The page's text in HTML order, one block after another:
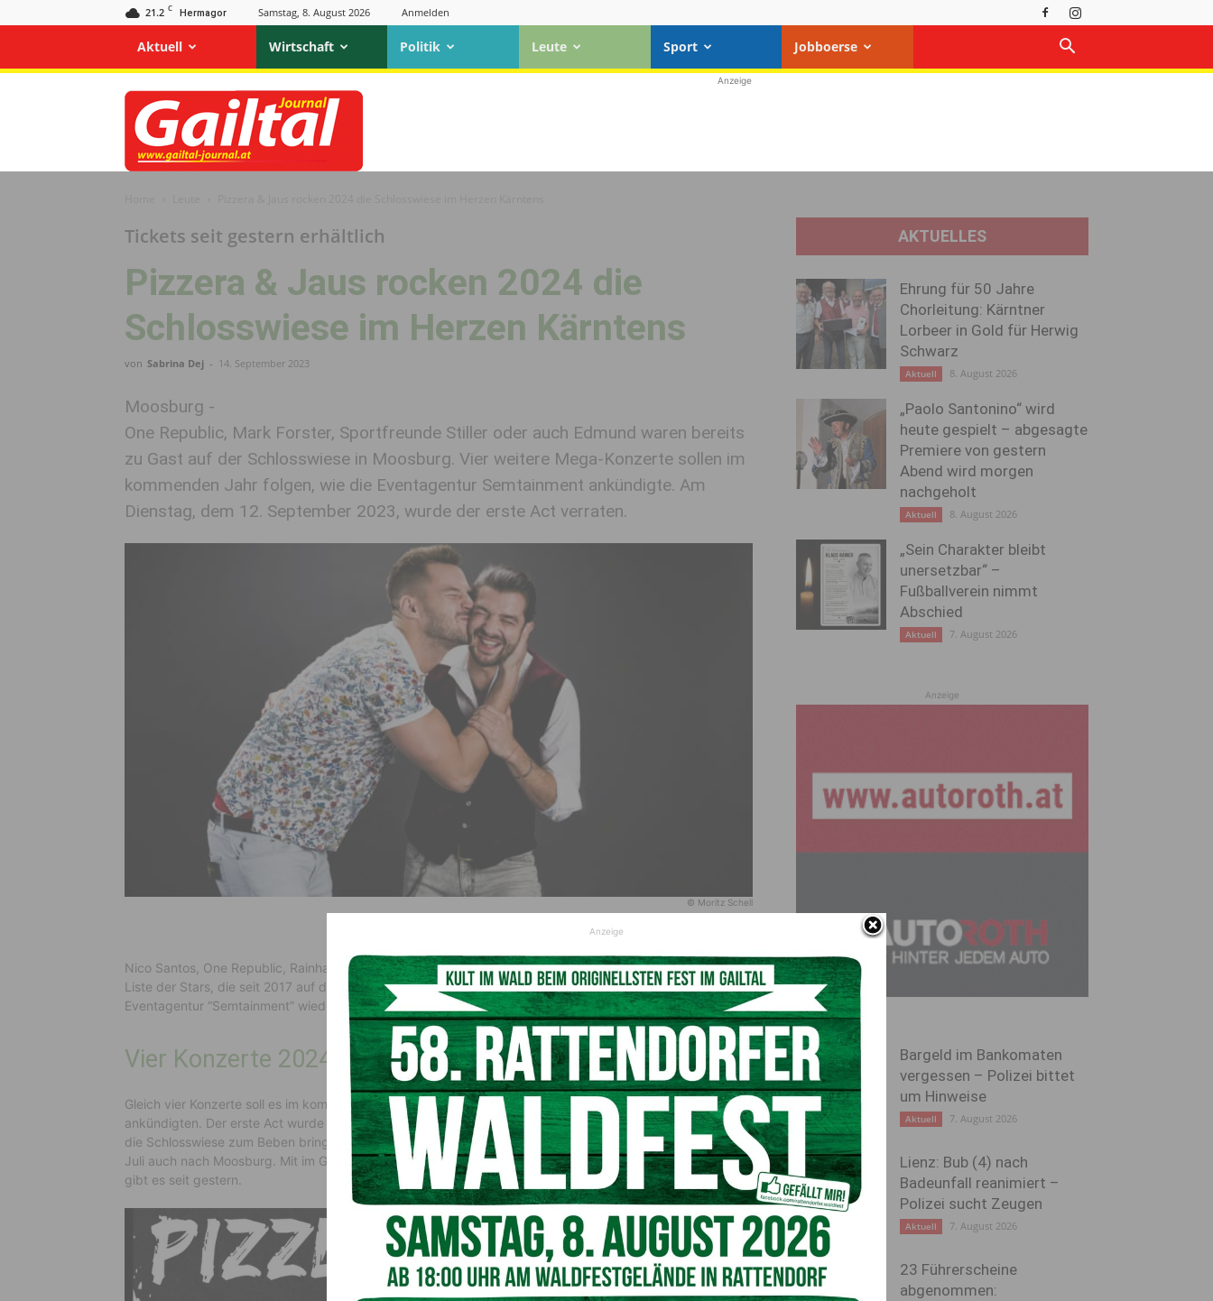
21.2 C Hermagor Samstag, 8. August 2026 Anmelden
Aktuell Wirtschaft Politik Leute Sport Jobboerse
Gailtal
Journal
Anzeige
Tickets seit gestern erhältlich
Pizzera & Jaus rocken 2024 die
Schloss­wiese im Herzen Kärntens
von Sabrina Dej - 14. September 2023
Moosburg -
One Republic, Mark Forster, Sportfreunde Stiller oder auch Edmund waren bereits
zu Gast auf der Schlosswiese in Moosburg. Vier weitere Mega-Konzerte sollen im
kommenden Jahr folgen, wie die Eventagentur Semtainment ankündigte. Am
Dienstag, dem 12. September 2023, wurde der erste Act verraten.
© Moritz Schell
Nico Santos, One Republic, Rainhard Fendrich, Edmund, Wolfgang Ambros, Opus, Christina Stürmer, … die
Liste der Stars, die seit 2017 auf der Schlosswiese in Moosburg gastierten ist lang. Auch 2024 will die
Eventagentur “Semtainment” wieder für Stimmung in dem kleinen Örtchen im Herzen von Kärnten sorgen.
Vier Konzerte 2024
Gleich vier Konzerte soll es im kommenden Jahr dort geben, wie sie bereits in den sozialen Medien
ankündigten. Der erste Act wurde am Dienstag verraten. Niemand geringeres als
Pizzera & Jaus
werden
die Schlosswiese zum Beben bringen. Im Rahmen ihrer “Comedian Rhapsody” Tour kommen sie am 20.
Juli auch nach Moosburg. Mit im Gepäck haben sie die Special Acts “
Ness” und “Tagträumer“. Tickets
gibt es seit gestern.
AKTUELLES
Ehrung für 50 Jahre
Chorleitung: Kärntner
Lorbeer in Gold für Herwig
Schwarz
Aktuell 8. August 2026
„Paolo Santonino“ wird
heute gespielt – abgesagte
Premiere von gestern
Abend wird morgen
nachgeholt
Aktuell 8. August 2026
„Sein Charakter bleibt
unersetzbar“ –
Fußballverein nimmt
Abschied
Aktuell 7. August 2026
Anzeige
Bargeld im Bankomaten
vergessen – Polizei bittet
um Hinweise
Aktuell 7. August 2026
Lienz: Bub (4) nach
Badeunfall reanimiert –
Polizei sucht Zeugen
Aktuell 7. August 2026
23 Führerscheine
abgenommen:
Anzeige